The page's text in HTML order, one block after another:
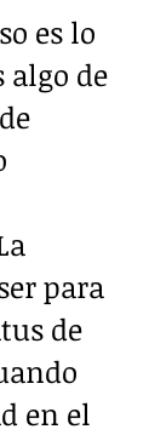
es lo
algo de
para
de
en el